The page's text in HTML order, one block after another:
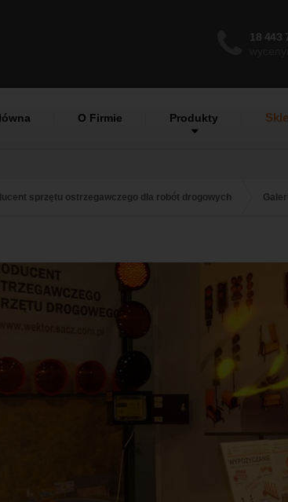
18 443
O Firmie Produkty
sprzętu ostrzegawczego dla robót drogowych